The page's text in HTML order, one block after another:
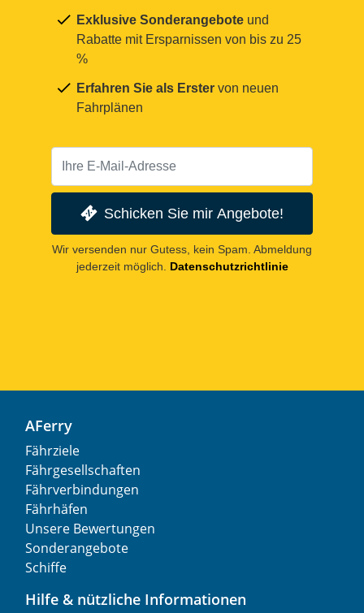
Exklusive Sonderangebote und
Rabatte mit Ersparnissen von bis zu 25
%
Erfahren Sie als Erster von neuen
Fahrplänen
Schicken Sie mir Angebote!
Wir versenden nur Gutess, kein Spam. Abmeldung
jederzeit möglich.
Datenschutzrichtlinie
AFerry
Fährziele
Fährgesellschaften
Fährverbindungen
Fährhäfen
Unsere Bewertungen
Sonderangebote
Schiffe
Hilfe & nützliche Informationen